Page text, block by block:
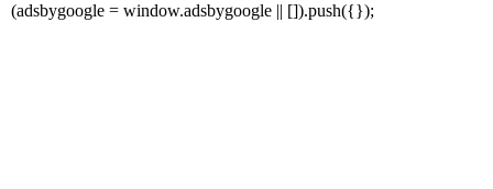
(adsbygoogle = window.adsbygoogle || []).push({});